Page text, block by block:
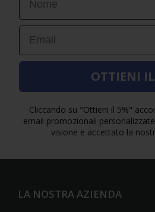
Email
OTTIENI
Cliccando su "Ottieni il 5%"
email promozionali
visione e accettato la
LA NOSTRA AZIENDA